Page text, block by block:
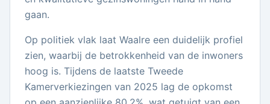
gaan.
Op politiek vlak laat Waalre een duidelijk profiel
zien, waarbij de betrokkenheid van de inwoners
hoog is. Tijdens de laatste Tweede
Kamerverkiezingen van 2025 lag de opkomst